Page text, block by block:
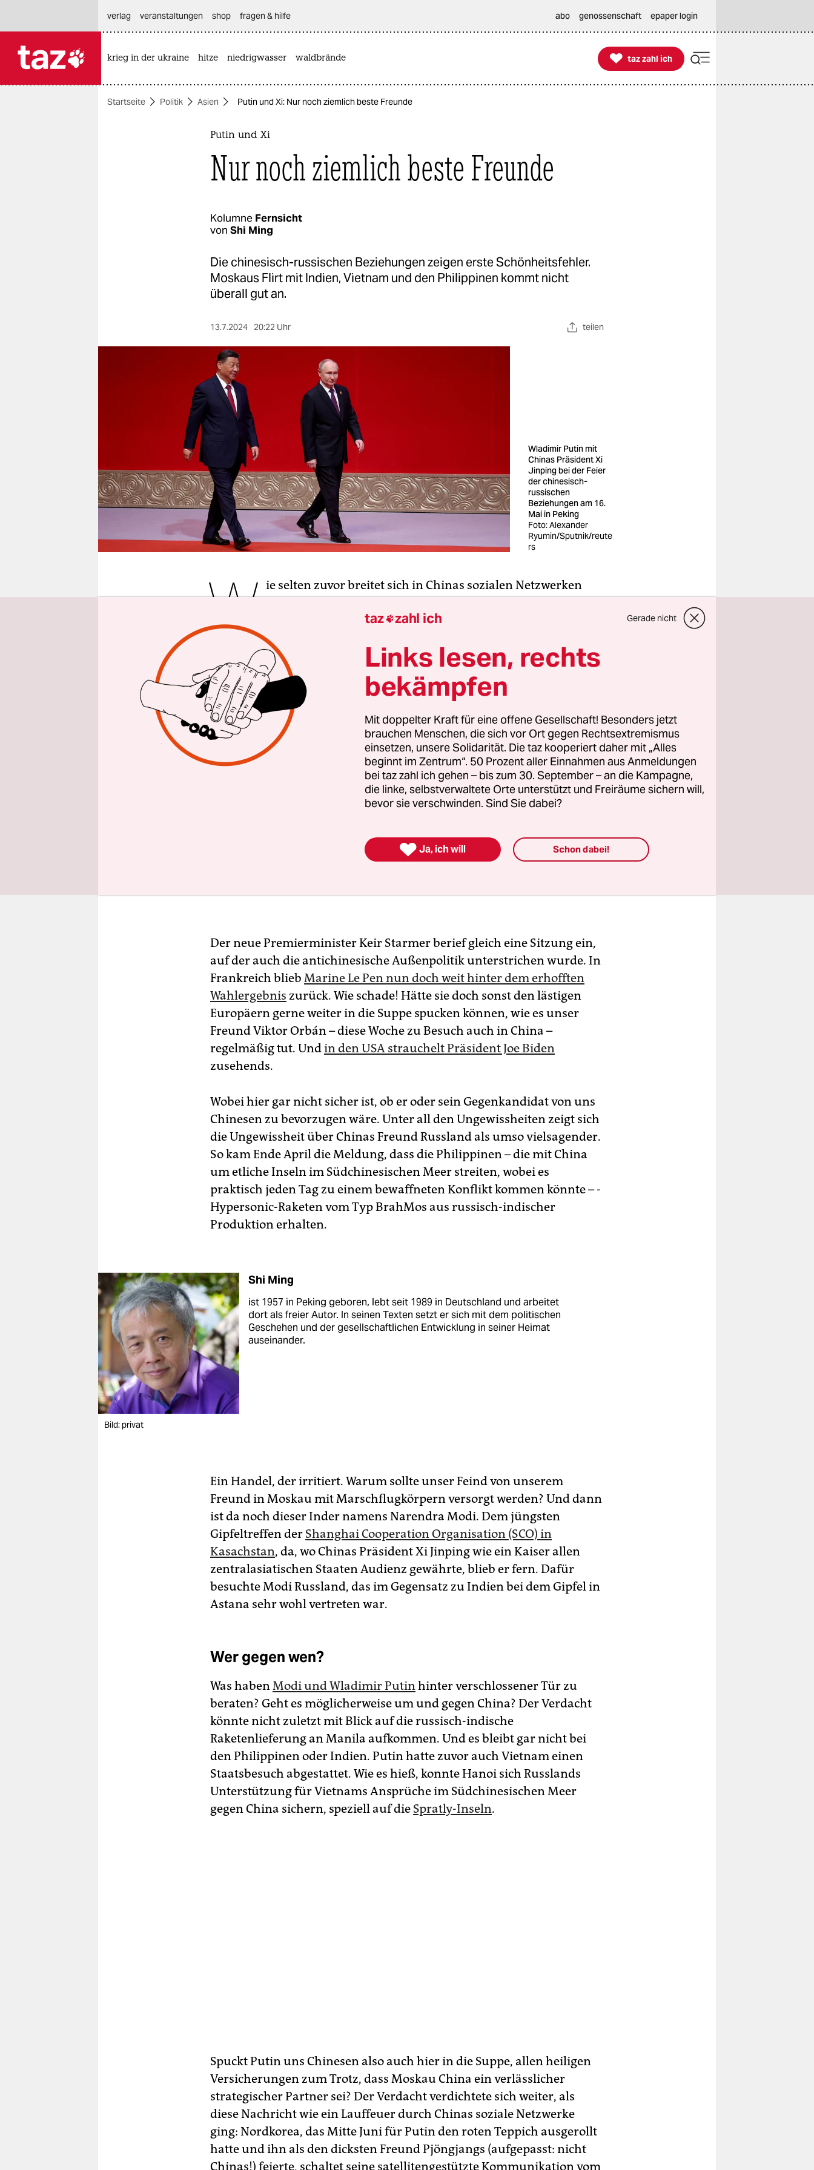
themen
unterstützen
abo
genossenschaft
verlag
veranstaltungen shop fragen & hilfe abo genossenschaft epaper login
krieg in der ukraine hitze niedrigwasser waldbrände 
taz zahl ich
taz zahl ich
Startseite Politik Asien Putin und Xi: Nur noch ziemlich beste Freunde
Putin und Xi
Nur noch ziemlich beste Freunde
Kolumne Fernsicht
von Shi Ming
Die chinesisch-russischen Beziehungen zeigen erste Schönheitsfehler.
Moskaus Flirt mit Indien, Vietnam und den Philippinen kommt nicht
überall gut an.
13.7.2024 20:22 Uhr teilen
Wladimir Putin mit
Chinas Präsident Xi
Jinping bei der Feier
der chinesisch-
russischen
Beziehungen am 16.
Mai in Peking
Foto: Alexander
Ryumin/Sputnik/reute
rs
W ie selten zuvor breitet sich in Chinas sozialen Netzwerken
Entwicklungen aus, die sich jenseits der Landesgrenzen
zutragen. Nicht länger die eigenen Pläne, im Leben voranzukommen,
nicht mehr die bedrückende Situation an den Börsen im Lande, die so
viele Millionäre über Nacht in „blanke Stöcke“ (Bettelarme) verwandelt
– was zählt, ist der
Wahlsieg von Labour in Großbritannien
Der neue Premierminister Keir Starmer berief gleich eine Sitzung ein,
auf der auch die antichinesische Außenpolitik unterstrichen wurde. In
Frankreich blieb Marine Le Pen nun doch weit hinter dem erhofften
Wahlergebnis zurück. Wie schade! Hätte sie doch sonst den lästigen
Europäern gerne weiter in die Suppe spucken können, wie es unser
Freund Viktor Orbán – diese Woche zu Besuch auch in China –
regelmäßig tut. Undin den USA strauchelt Präsident Joe Biden
zusehends.
Wobei hier gar nicht sicher ist, ob er oder sein Gegenkandidat von uns
Chinesen zu bevorzugen wäre. Unter all den Ungewissheiten zeigt sich
die Ungewissheit über Chinas Freund ­Russland als umso vielsagender.
So kam Ende April die Meldung, dass die Philippinen – die mit China
um etliche Inseln im Südchinesischen Meer streiten, wobei es
praktisch jeden Tag zu einem bewaffneten Konflikt kommen könnte – ­
Hyper­sonic-Raketen vom Typ BrahMos aus russisch-indischer
Produktion erhalten.
Bild: privat
Shi Ming
ist 1957 in Peking geboren, lebt seit 1989 in Deutschland und arbeitet
dort als freier Autor. In seinen Texten setzt er sich mit dem politischen
Geschehen und der gesellschaftlichen Entwicklung in seiner Heimat
auseinander.
Ein Handel, der irritiert. Warum sollte unser Feind von unserem
Freund in Moskau mit Marschflugkörpern versorgt werden? Und dann
ist da noch dieser Inder namens Narendra Modi. Dem jüngsten
Gipfeltreffen der Shanghai Cooperation Organisation (SCO) in
Kasachstan, da, wo Chinas Präsident Xi Jinping wie ein Kaiser allen
zentral­asiatischen Staaten Audienz gewährte, blieb er fern. Dafür
besuchte Modi Russland, das im Gegensatz zu Indien bei dem Gipfel in
Astana sehr wohl vertreten war.
Wer gegen wen?
Was haben Modi und Wladimir Putin hinter verschlossener Tür zu
beraten? Geht es möglicherweise um und gegen China? Der Verdacht
könnte nicht zuletzt mit Blick auf die russisch-indische
Raketenlieferung an Manila aufkommen. Und es bleibt gar nicht bei
den Philippinen oder Indien. Putin hatte zuvor auch Viet­nam einen
Staatsbesuch abgestattet. Wie es hieß, konnte Hanoi sich Russlands
Unterstützung für Vietnams Ansprüche im Südchinesischen Meer
gegen China sichern, speziell auf die Spratly-Inseln.
Spuckt Putin uns Chinesen also auch hier in die Suppe, allen heiligen
Versicherungen zum Trotz, dass Moskau China ein verlässlicher
strategischer Partner sei? Der Verdacht verdichtete sich weiter, als
diese Nachricht wie ein Lauffeuer durch Chinas soziale Netzwerke
ging: Nordkorea, das Mitte Juni für Putin den roten Teppich ausgerollt
hatte und ihn als den dicksten Freund Pjöngjangs (aufgepasst: nicht
Chinas!) feierte, schaltet seine satellitengestützte Kommunikation vom
taz zahl ich Gerade nicht
Links lesen, rechts
bekämpfen
Mit doppelter Kraft für eine offene Gesellschaft! Besonders jetzt
brauchen Menschen, die sich vor Ort gegen Rechtsextremismus
einsetzen, unsere Solidarität. Die taz kooperiert daher mit „Alles
beginnt im Zentrum“. 50 Prozent aller Einnahmen aus Anmeldungen
bei taz zahl ich gehen – bis zum 30. September – an die Kampagne,
die linke, selbstverwaltete Orte unterstützt und Freiräume sichern will,
bevor sie verschwinden. Sind Sie dabei?
 Ja, ich will Schon dabei!